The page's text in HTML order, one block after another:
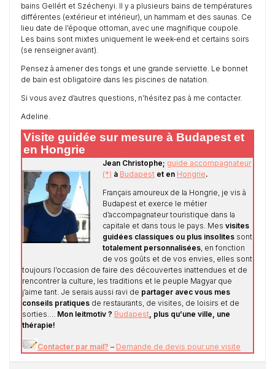
bains Gellért et Széchenyi. Il y a plusieurs bains de températures
différentes (extérieur et intérieur), un hammam et des saunas. Ce
lieu date de l’époque ottoman, avec une magnifique coupole.
Les bains sont mixtes uniquement le week-end et certains soirs
(se renseigner avant).
Pensez à amener des tongs et une grande serviette. Le bonnet
de bain est obligatoire dans les piscines de natation.
Si vous avez d’autres questions, n’hésitez pas à me contacter.
Adeline.
Visite guidée sur mesure à Budapest et
en Hongrie
Jean Christophe; guide accompagnateur
(*) à Budapest et en Hongrie.
Français amoureux de la Hongrie, je vis à
Budapest et exerce le métier
d’accompagnateur touristique dans la
capitale et dans tous le pays. Mes visites
guidées classiques ou plus insolites sont
totalement personnalisées, en fonction
de vos goûts et de vos envies, elles sont
toujours l’occasion de faire des découvertes inattendues et de
rencontrer la culture, les traditions et le peuple Magyar que
j’aime tant. Je serais aussi ravi de partager avec vous mes
conseils pratiques de restaurants, de visites, de loisirs et de
sorties…. Mon leitmotiv ? Budapest, plus qu’une ville, une
thérapie!
Contacter par mail? – Demande de devis pour une visite